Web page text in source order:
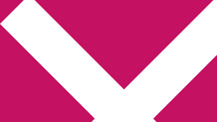
Annikas litteratur-
och kulturblogg
Deckare, kriminalromaner, thrillers
Hem Författarfemman
Webbshop Amazon
Bokbloggsjerka Bloggmaraton